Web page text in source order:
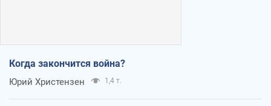
Когда закончится война?
Юрий Христензен 1,4 т.